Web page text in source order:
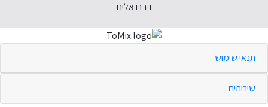
דברו אלינו
תנאי שימוש
שירותים